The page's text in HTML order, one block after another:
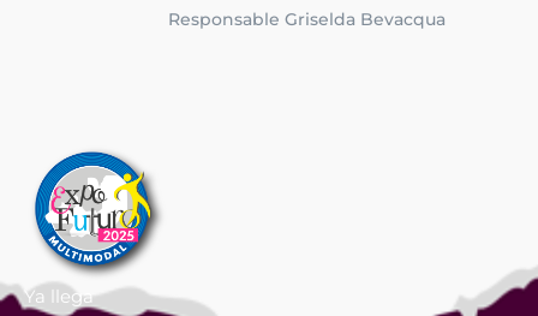
Responsable Griselda Bevacqua
Ya llega